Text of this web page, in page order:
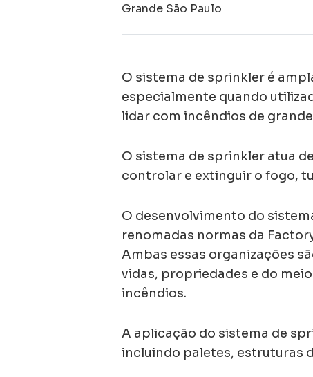
Grande São Paulo
O sistema de sprinkler é
especialmente quando
lidar com incêndios de
O sistema de sprinkler atua
controlar e extinguir o fogo,
O desenvolvimento do
renomadas normas da
Ambas essas organizações
vidas, propriedades e do
incêndios.
A aplicação do sistema de
incluindo paletes, estruturas